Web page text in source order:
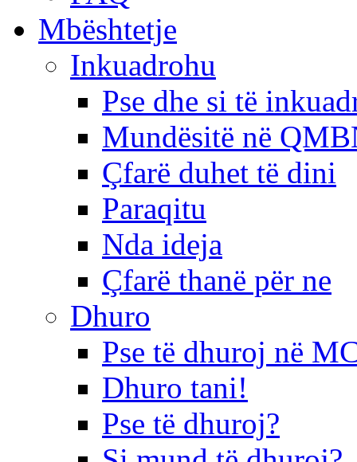
Mbështetje
Inkuadrohu
Pse dhe si të
Mundësitë në
Çfarë duhet të dini
Paraqitu
Nda ideja
Çfarë thanë për ne
Dhuro
Pse të dhuroj në
Dhuro tani!
Pse të dhuroj?